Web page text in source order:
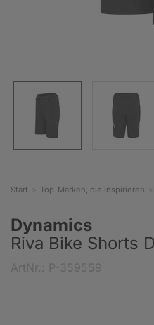
Start Top-Marken, die inspirieren
Dynamics
Riva Bike Shorts